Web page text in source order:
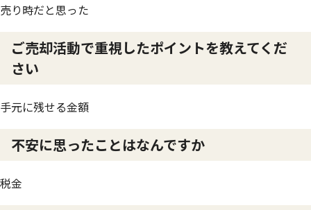
売り時だと思った
ご売却活動で重視したポイントを教えてくだ
さい
手元に残せる金額
不安に思ったことはなんですか
税金